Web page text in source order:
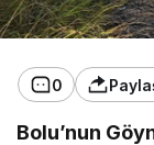
0
Bolu’nun